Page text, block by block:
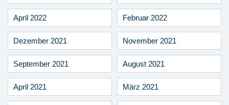
April 2022 Februar 2022
Dezember 2021 November 2021
September 2021 August 2021
April 2021 März 2021